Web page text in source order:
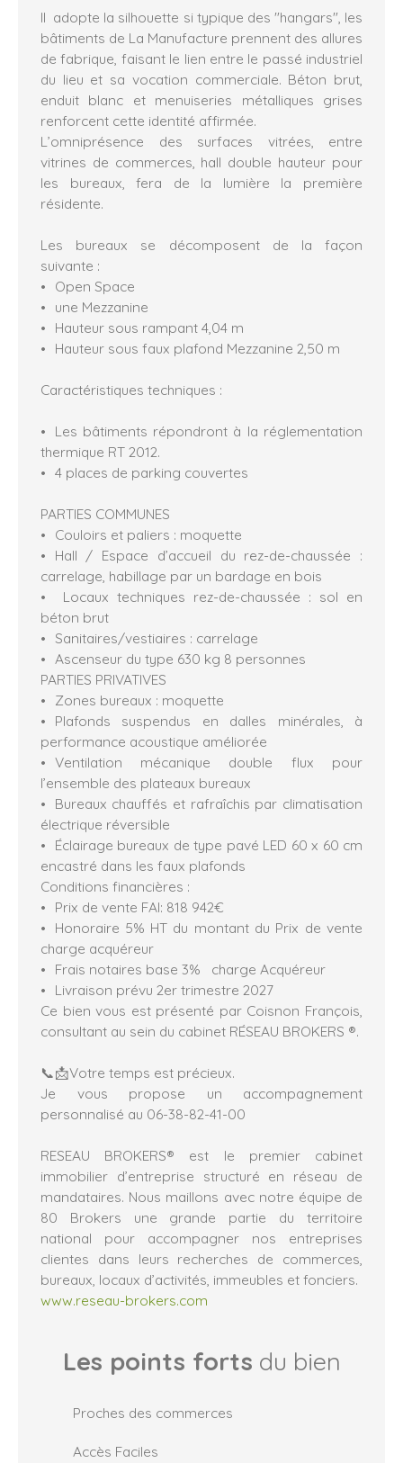
Il adopte la silhouette si typique des "hangars", les
bâtiments de La Manufacture prennent des allures
de fabrique, faisant le lien entre le passé industriel
du lieu et sa vocation commerciale. Béton brut,
enduit blanc et menuiseries métalliques grises
renforcent cette identité affirmée.
L’omniprésence des surfaces vitrées, entre
vitrines de commerces, hall double hauteur pour
les bureaux, fera de la lumière la première
résidente.
Les bureaux se décomposent de la façon
suivante :
Open Space
une Mezzanine
Hauteur sous rampant 4,04 m
Hauteur sous faux plafond Mezzanine 2,50 m
Caractéristiques techniques :
Les bâtiments répondront à la réglementation
thermique RT 2012.
4 places de parking couvertes
PARTIES COMMUNES
Couloirs et paliers : moquette
Hall / Espace d’accueil du rez-de-chaussée :
carrelage, habillage par un bardage en bois
Locaux techniques rez-de-chaussée : sol en
béton brut
Sanitaires/vestiaires : carrelage
Ascenseur du type 630 kg 8 personnes
PARTIES PRIVATIVES
Zones bureaux : moquette
Plafonds suspendus en dalles minérales, à
performance acoustique améliorée
Ventilation mécanique double flux pour
l’ensemble des plateaux bureaux
Bureaux chauffés et rafraîchis par climatisation
électrique réversible
Éclairage bureaux de type pavé LED 60 x 60 cm
encastré dans les faux plafonds
Conditions financières :
Prix de vente FAI: 818 942€
Honoraire 5% HT du montant du Prix de vente
charge acquéreur
Frais notaires base 3% charge Acquéreur
Livraison prévu 2er trimestre 2027
Ce bien vous est présenté par Coisnon François,
consultant au sein du cabinet RÉSEAU BROKERS ®.
📞📩Votre temps est précieux.
Je vous propose un accompagnement
personnalisé au 06-38-82-41-00
RESEAU BROKERS® est le premier cabinet
immobilier d’entreprise structuré en réseau de
mandataires. Nous maillons avec notre équipe de
80 Brokers une grande partie du territoire
national pour accompagner nos entreprises
clientes dans leurs recherches de commerces,
bureaux, locaux d’activités, immeubles et fonciers.
www.reseau-brokers.com
Les points forts du bien
Proches des commerces
Accès Faciles